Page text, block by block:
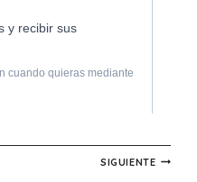
SIGUIENTE